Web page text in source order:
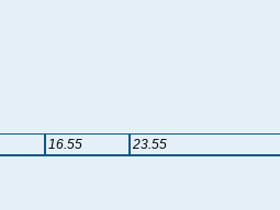
16.55 23.55